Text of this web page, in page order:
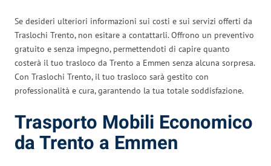
Se desideri ulteriori informazioni sui costi e sui servizi offerti da
Traslochi Trento, non esitare a contattarli. Offrono un preventivo
gratuito e senza impegno, permettendoti di capire quanto
costerà il tuo trasloco da Trento a Emmen senza alcuna sorpresa.
Con Traslochi Trento, il tuo trasloco sarà gestito con
professionalità e cura, garantendo la tua totale soddisfazione.
Trasporto Mobili Economico
da Trento a Emmen